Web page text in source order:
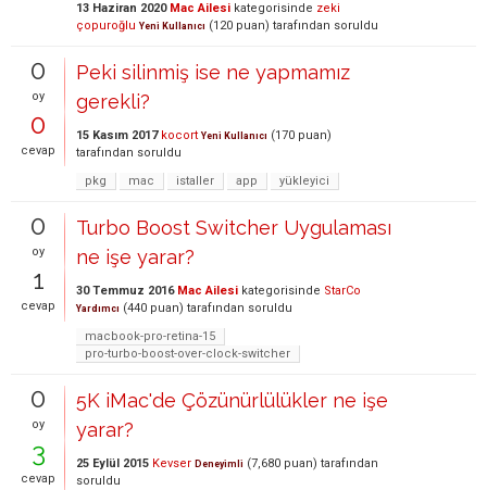
13 Haziran 2020 Mac Ailesi kategorisinde zeki
çopuroğlu Yeni Kullanıcı (120 puan) tarafından soruldu
0
oy
0
cevap
Peki silinmiş ise ne yapmamız
gerekli?
15 Kasım 2017 kocort Yeni Kullanıcı (170 puan)
tarafından soruldu
pkg
mac istaller app yükleyici
0
oy
1
cevap
Turbo Boost Switcher Uygulaması
ne işe yarar?
30 Temmuz 2016 Mac Ailesi kategorisinde StarCo
Yardımcı (440 puan) tarafından soruldu
macbook-pro-retina-15
pro-turbo-boost-over-clock-switcher
0
oy
3
cevap
5K iMac'de Çözünürlülükler ne işe
yarar?
25 Eylül 2015 Kevser Deneyimli (7,680 puan) tarafından
soruldu